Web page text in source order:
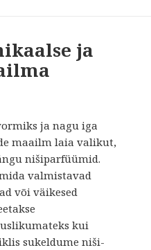
ja
ja nagu iga
maailm laia valikut,
nišiparfüümid.
valmistavad
või väikesed
kui
sukeldume niši-